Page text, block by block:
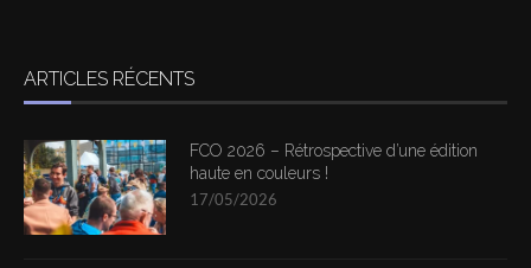
ARTICLES RÉCENTS
FCO 2026 – Rétrospective d’une édition
haute en couleurs !
17/05/2026